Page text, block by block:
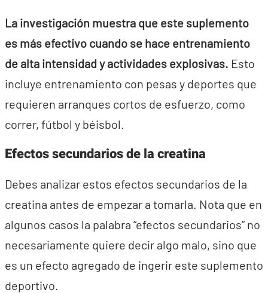
La investigación muestra que este suplemento
es más efectivo cuando se hace entrenamiento
de alta intensidad y actividades explosivas. Esto
incluye entrenamiento con pesas y deportes que
requieren arranques cortos de esfuerzo, como
correr, fútbol y béisbol.
Efectos secundarios de la creatina
Debes analizar estos efectos secundarios de la
creatina antes de empezar a tomarla. Nota que en
algunos casos la palabra “efectos secundarios” no
necesariamente quiere decir algo malo, sino que
es un efecto agregado de ingerir este suplemento
deportivo.